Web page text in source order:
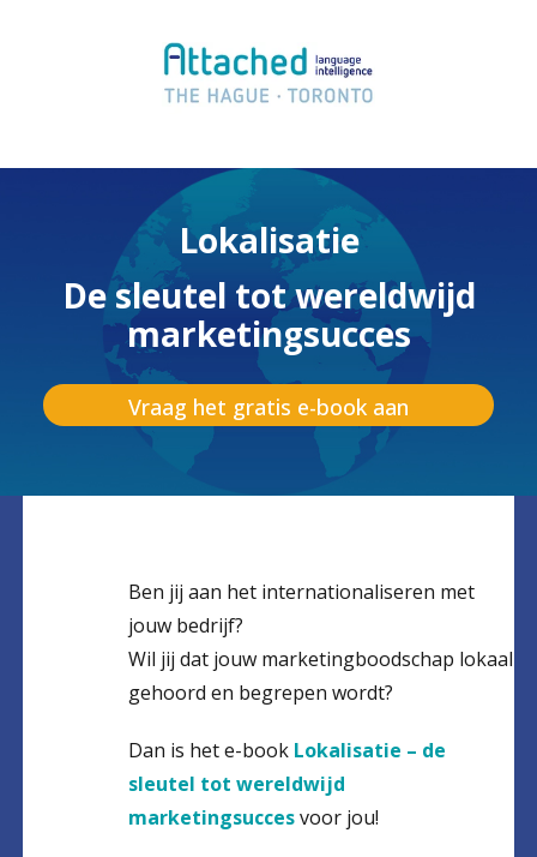
Lokalisatie
De sleutel tot wereldwijd
marketingsucces
Vraag het gratis e-book aan
Ben jij aan het internationaliseren met
jouw bedrijf?
Wil jij dat jouw marketingboodschap lokaal
gehoord en begrepen wordt?
Dan is het e-book Lokalisatie – de
sleutel tot wereldwijd
marketingsucces voor jou!